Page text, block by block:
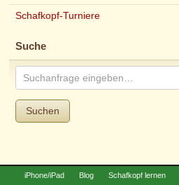
Schafkopf-Turniere
Suche
Suchen
iPhone/iPad Blog Schafkopf lernen